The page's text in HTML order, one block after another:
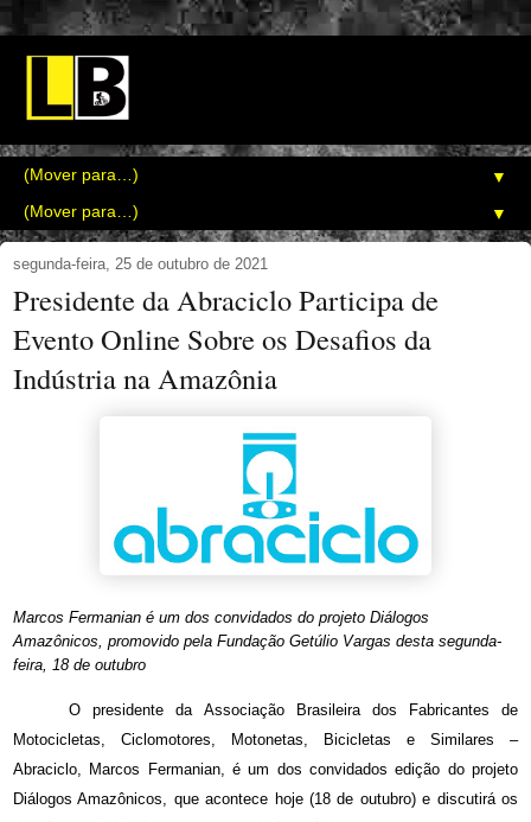
▼
▼
segunda-feira, 25 de outubro de 2021
Presidente da Abraciclo Participa de
Evento Online Sobre os Desafios da
Indústria na Amazônia
Marcos Fermanian é um dos convidados do projeto Diálogos
Amazônicos, promovido pela Fundação Getúlio Vargas desta segunda-
feira, 18 de outubro
O presidente da Associação Brasileira dos Fabricantes de
Motocicletas, Ciclomotores, Motonetas, Bicicletas e Similares –
Abraciclo, Marcos Fermanian, é um dos convidados edição do projeto
Diálogos Amazônicos, que acontece hoje (18 de outubro) e discutirá os